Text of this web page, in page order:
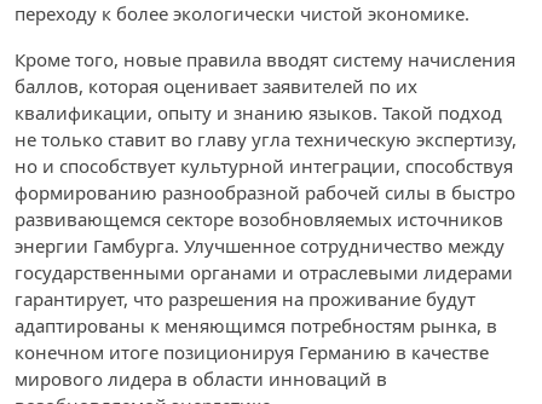
переходу к более экологически чистой экономике.
Кроме того, новые правила вводят систему начисления
баллов, которая оценивает заявителей по их
квалификации, опыту и знанию языков. Такой подход
не только ставит во главу угла техническую экспертизу,
но и способствует культурной интеграции, способствуя
формированию разнообразной рабочей силы в быстро
развивающемся секторе возобновляемых источников
энергии Гамбурга. Улучшенное сотрудничество между
государственными органами и отраслевыми лидерами
гарантирует, что разрешения на проживание будут
адаптированы к меняющимся потребностям рынка, в
конечном итоге позиционируя Германию в качестве
мирового лидера в области инноваций в